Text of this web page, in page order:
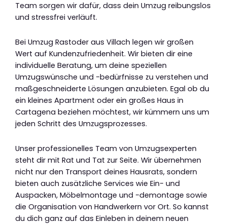
Team sorgen wir dafür, dass dein Umzug reibungslos
und stressfrei verläuft.
Bei Umzug Rastoder aus Villach legen wir großen
Wert auf Kundenzufriedenheit. Wir bieten dir eine
individuelle Beratung, um deine speziellen
Umzugswünsche und -bedürfnisse zu verstehen und
maßgeschneiderte Lösungen anzubieten. Egal ob du
ein kleines Apartment oder ein großes Haus in
Cartagena beziehen möchtest, wir kümmern uns um
jeden Schritt des Umzugsprozesses.
Unser professionelles Team von Umzugsexperten
steht dir mit Rat und Tat zur Seite. Wir übernehmen
nicht nur den Transport deines Hausrats, sondern
bieten auch zusätzliche Services wie Ein- und
Auspacken, Möbelmontage und -demontage sowie
die Organisation von Handwerkern vor Ort. So kannst
du dich ganz auf das Einleben in deinem neuen